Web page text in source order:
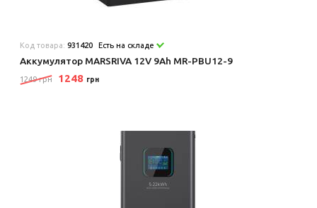
Код товара:931420 Есть на складе
Аккумулятор MARSRIVA 12V 9Ah MR-PBU12-9
1249 грн 1248 грн